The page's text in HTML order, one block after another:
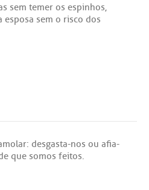
sem temer os espinhos,
sem o risco dos
desgasta-nos ou afia-
que somos feitos.